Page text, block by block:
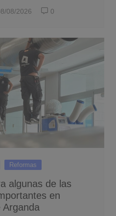
08/2026 0
Reformas
algunas de las
en